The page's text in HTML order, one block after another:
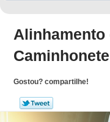
Alinhamento
Gostou? compartilhe!